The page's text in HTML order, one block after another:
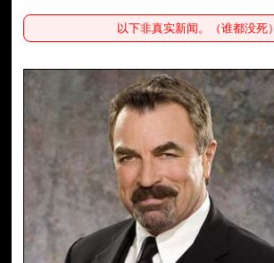
以下非真实新闻。（谁都没死）